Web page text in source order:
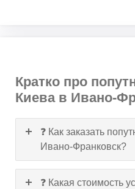
Кратко про
Киева в Ивано-
❓ Как заказать
Ивано-Франковск?
❓ Какая стоимость